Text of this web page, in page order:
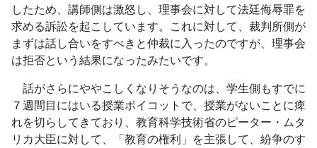
したため、講師側は激怒し、理事会に対して法廷侮辱罪を
求める訴訟を起こしています。これに対して、裁判所側が
まずは話し合いをすべきと仲裁に入ったのですが、理事会
は拒否という結果になったみたいです。
話がさらにややこしくなりそうなのは、学生側もすでに
７週間目にはいる授業ボイコットで、授業がないことに痺
れを切らしてきており、教育科学技術省のピーター・ムタ
リカ大臣に対して、「教育の権利」を主張して、紛争のす